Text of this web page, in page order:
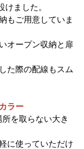
ました。
もご用意していま
オープン収納と扉
た際の配線もスム
ラー
を取らない大き
に使っていただけ